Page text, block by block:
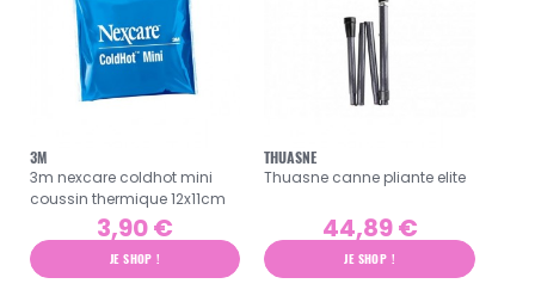
3M
3m nexcare coldhot mini
coussin thermique 12x11cm
3,90 €
JE SHOP !
THUASNE
Thuasne canne pliante elite
44,89 €
JE SHOP !